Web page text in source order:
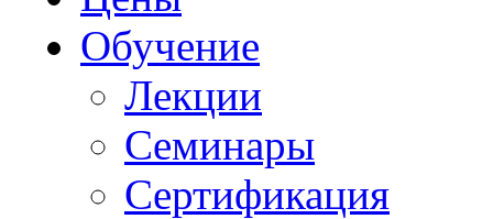
Обучение
Лекции
Семинары
Сертификация